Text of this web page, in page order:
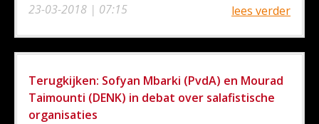
23-03-2018 | 07:15
lees verder
Terugkijken: Sofyan Mbarki (PvdA) en Mourad
Taimounti (DENK) in debat over salafistische
organisaties